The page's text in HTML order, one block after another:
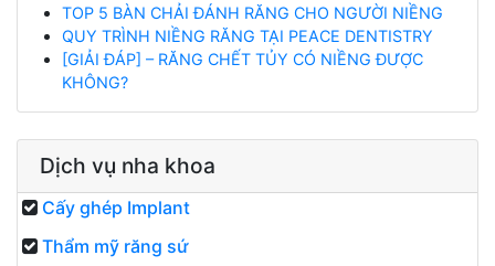
TOP 5 BÀN CHẢI ĐÁNH RĂNG CHO NGƯỜI NIỀNG
QUY TRÌNH NIỀNG RĂNG TẠI PEACE DENTISTRY
[GIẢI ĐÁP] – RĂNG CHẾT TỦY CÓ NIỀNG ĐƯỢC
KHÔNG?
Dịch vụ nha khoa
Cấy ghép Implant
Thẩm mỹ răng sứ